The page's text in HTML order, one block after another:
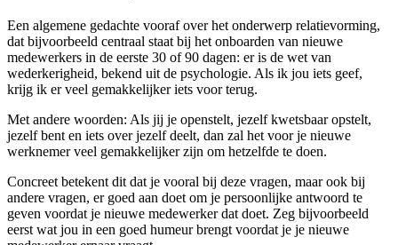
Een algemene gedachte vooraf over het onderwerp relatievorming,
dat bijvoorbeeld centraal staat bij het onboarden van nieuwe
medewerkers in de eerste 30 of 90 dagen: er is de wet van
wederkerigheid, bekend uit de psychologie. Als ik jou iets geef,
krijg ik er veel gemakkelijker iets voor terug.
Met andere woorden: Als jij je openstelt, jezelf kwetsbaar opstelt,
jezelf bent en iets over jezelf deelt, dan zal het voor je nieuwe
werknemer veel gemakkelijker zijn om hetzelfde te doen.
Concreet betekent dit dat je vooral bij deze vragen, maar ook bij
andere vragen, er goed aan doet om je persoonlijke antwoord te
geven voordat je nieuwe medewerker dat doet. Zeg bijvoorbeeld
eerst wat jou in een goed humeur brengt voordat je je nieuwe